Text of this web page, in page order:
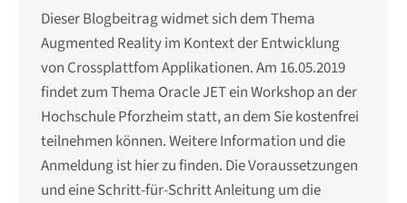
Dieser Blogbeitrag widmet sich dem Thema
Augmented Reality im Kontext der Entwicklung
von Crossplattfom Applikationen. Am 16.05.2019
findet zum Thema Oracle JET ein Workshop an der
Hochschule Pforzheim statt, an dem Sie kostenfrei
teilnehmen können. Weitere Information und die
Anmeldung ist hier zu finden. Die Voraussetzungen
und eine Schritt-für-Schritt Anleitung um die